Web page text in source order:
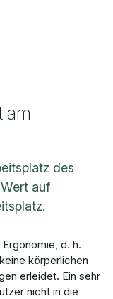
am
des
auf
d. h.
körperlichen
erleidet. Ein sehr
nicht in die